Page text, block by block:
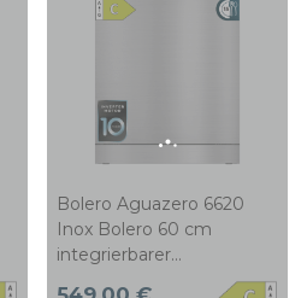
Bolero Aguazero 6620
Inox Bolero 60 cm
integrierbarer
Geschirrspüler inox mit 15